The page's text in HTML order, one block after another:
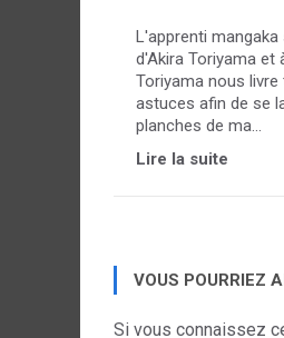
L'apprenti
d'Akira Toriyama et
Toriyama nous
astuces afin de se
planches de ma...
Lire la suite
VOUS POURRIEZ
Si vous connaissez